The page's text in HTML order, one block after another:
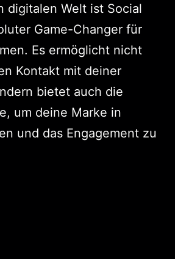
digitalen Welt ist Social
Game-Changer für
Es ermöglicht nicht
Kontakt mit deiner
bietet auch die
um deine Marke in
und das Engagement zu